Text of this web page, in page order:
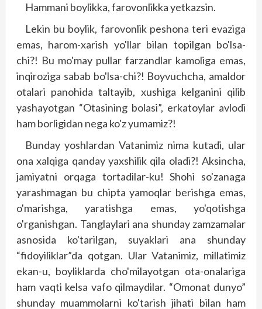
Hammani boylikka, farovonlikka yetkazsin.
Lekin bu boylik, farovonlik peshona teri evaziga
emas, harom-xarish yo'llar bilan topilgan bo'lsa-
chi?! Bu mo'may pullar farzandlar kamoliga emas,
inqiroziga sabab bo'lsa-chi?! Boyvuchcha, amaldor
otalari panohida taltayib, xushiga kelganini qilib
yashayotgan “Otasining bolasi”, erkatoylar avlodi
ham borligidan nega ko'z yumamiz?!
Bunday yoshlardan Vatanimiz nima kutadi, ular
ona xalqiga qanday yaxshilik qila oladi?! Aksincha,
jamiyatni orqaga tortadilar-ku! Shohi so'zanaga
yarashmagan bu chipta yamoqlar berishga emas,
o'marishga, yaratishga emas, yo'qotishga
o'rganishgan. Tanglaylari ana shunday zamzamalar
asnosida ko'tarilgan, suyaklari ana shunday
“fidoyiliklar”da qotgan. Ular Vatanimiz, millatimiz
ekan-u, boyliklarda cho'milayotgan ota-onalariga
ham vaqti kelsa vafo qilmaydilar. “Omonat dunyo”
shunday muammolarni ko'tarish jihati bilan ham